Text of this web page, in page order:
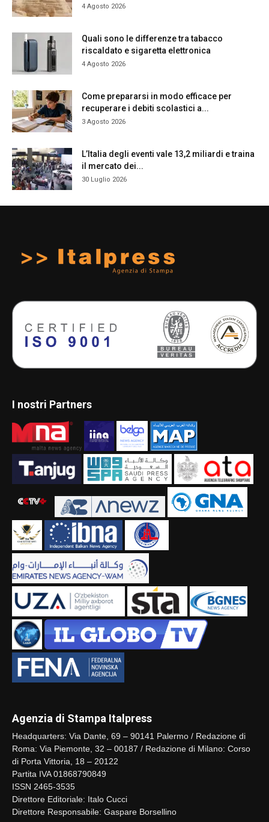
4 Agosto 2026
Quali sono le differenze tra tabacco
riscaldato e sigaretta elettronica
4 Agosto 2026
Come prepararsi in modo efficace per
recuperare i debiti scolastici a...
3 Agosto 2026
L’Italia degli eventi vale 13,2 miliardi e traina
il mercato dei...
30 Luglio 2026
I nostri Partners
Agenzia di Stampa Italpress
Headquarters: Via Dante, 69 – 90141 Palermo / Redazione di
Roma: Via Piemonte, 32 – 00187 / Redazione di Milano: Corso
di Porta Vittoria, 18 – 20122
Partita IVA 01868790849
ISSN 2465-3535
Direttore Editoriale: Italo Cucci
Direttore Responsabile: Gaspare Borsellino